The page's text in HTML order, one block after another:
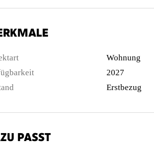
Wohnung
2027
Erstbezug
PASST